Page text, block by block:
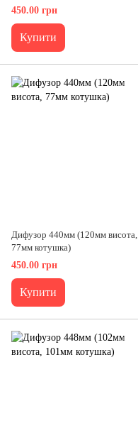
450.00 грн
Купити
Дифузор 440мм (120мм висота,
77мм котушка)
450.00 грн
Купити